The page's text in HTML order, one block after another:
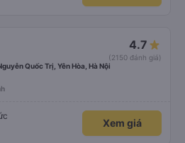
4.7
(2150 đánh giá)
Quốc Trị, Yên Hòa, Hà Nội
Xem giá